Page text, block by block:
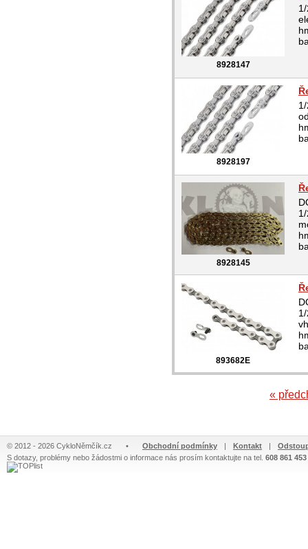
8928147
8928197
8928145
893682E
«
© 2012 - 2026 CykloNěmčík.cz • Obchodní podmínky | Kontakt |
S dotazy, problémy nebo žádostmi o informace nás prosím kontaktujte na tel. 608 861 453